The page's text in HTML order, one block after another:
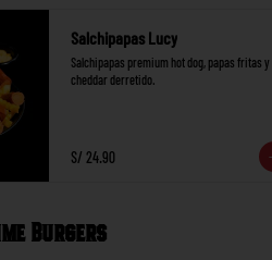
Salchipapas Lucy
Salchipapas premium hot dog, papas fritas y
cheddar derretido.
S/ 24.90
Burgers